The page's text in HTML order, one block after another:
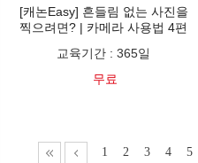
[캐논Easy] 흔들림 없는 사진을
찍으려면? | 카메라 사용법 4편
교육기간 : 365일
무료
1 2 3 4 5